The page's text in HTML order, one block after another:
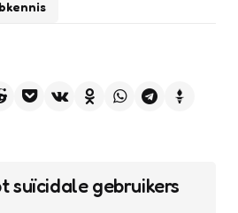
suïcidale gebruikers